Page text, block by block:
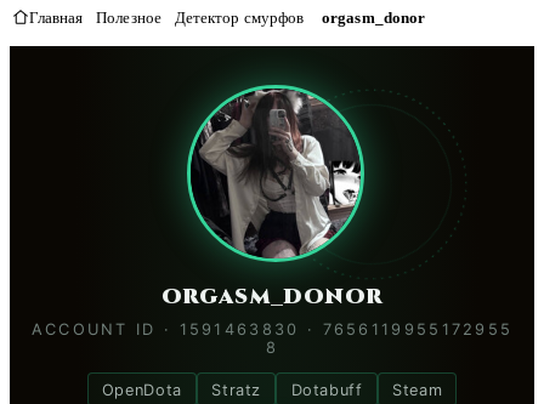
Главная Полезное Детектор смурфов orgasm_donor
orgasm_donor
ACCOUNT ID · 1591463830 · 7656119955172955
8
OpenDota Stratz Dotabuff Steam